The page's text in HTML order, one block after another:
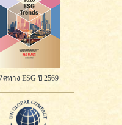
ศทาง ESG ปี 2569